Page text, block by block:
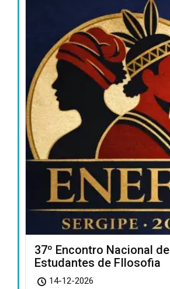
37º Encontro Nacional de
Estudantes de FIlosofia
14-12-2026